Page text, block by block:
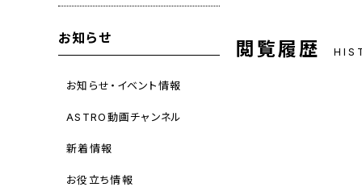
お知らせ
お知らせ・イベント情報
ASTRO動画チャンネル
新着情報
お役立ち情報
閲覧履歴